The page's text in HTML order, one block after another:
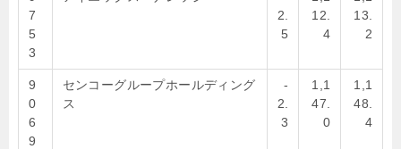
7
5
3
2.
5
12.
4
13.
2
9
0
6
9
センコーグループホールディング
ス
-
2.
3
1,1
47.
0
1,1
48.
4